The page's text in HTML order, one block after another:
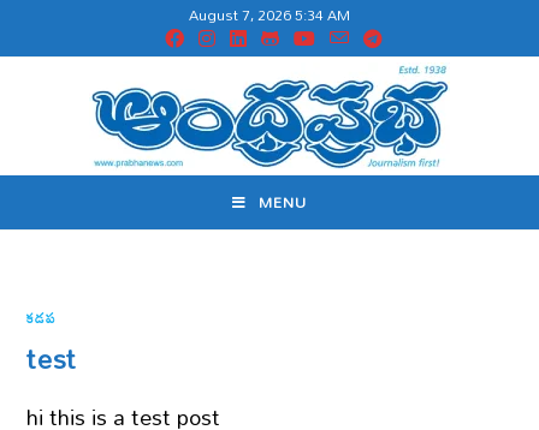
August 7, 2026 5:34 AM
MENU
కడప
test
hi this is a test post